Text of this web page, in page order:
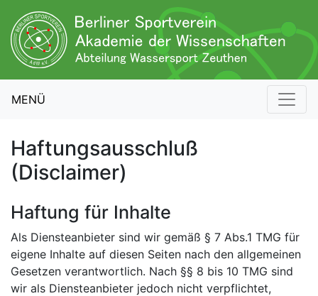
MENÜ
Haftungsausschluß
(Disclaimer)
Haftung für Inhalte
Als Diensteanbieter sind wir gemäß § 7 Abs.1 TMG für
eigene Inhalte auf diesen Seiten nach den allgemeinen
Gesetzen verantwortlich. Nach §§ 8 bis 10 TMG sind
wir als Diensteanbieter jedoch nicht verpflichtet,